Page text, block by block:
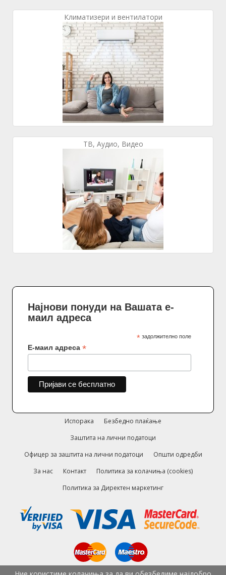
Климатизери и вентилатори
ТВ, Аудио, Видео
Најнови понуди на Вашата е-
маил адреса
* задолжително поле
Е-маил адреса *
Испорака
Безбедно плаќање
Заштита на лични податоци
Офицер за заштита на лични податоци
Општи одредби
За нас
Контакт
Политика за колачиња (cookies)
Политика за Директен маркетинг